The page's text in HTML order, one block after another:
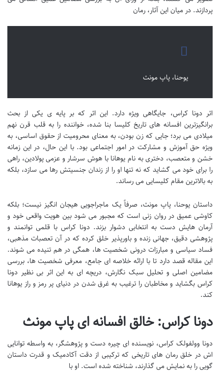
پردازند. در میان این آثار، رمان
یوحنا، پاپ مونث
اثر دونا کراس، جایگاهی ویژه دارد. این اثر که بر پایه ی یکی از بحث
برانگیزترین افسانه های تاریخ کلیسا بنا شده، خواننده را به قلب قرن نهم
میلادی می برد؛ جایی که زن بودن، به معنای محرومیت از حقوق اساسی، به
ویژه حق آموزش و مشارکت در امور اجتماعی بود. با این حال، در این زمانه
خشن و متعصب، دختری به نام یوهانا با هوش سرشار و عزمی پولادین، راهی
را برای خود می گشاید که نه تنها او را از زندان جنسیتش رها می سازد، بلکه
به بالاترین مقام کلیسایی می رساند.
داستان یوحنا، پاپ مونث، صرفاً یک ماجراجویی هیجان انگیز نیست؛ بلکه
کاوشی عمیق در روان زنی است که مجبور می شود بین هویت واقعی خود و
آرمان هایش دست به انتخابی دشوار بزند. دونا کراس با قلمی توانمند و
پژوهشی دقیق، جهانی زنده و باورپذیر خلق کرده که در آن تعصبات مذهبی،
فساد سیاسی و مبارزات درونی شخصیت ها، همگی در هم تنیده می شوند.
این مقاله قصد دارد تا با ارائه خلاصه ای جامع، معرفی شخصیت ها، بررسی
مضامین اصلی و تحلیل سبک نگارش، دریچه ای به این اثر بی نظیر دونا
کراس بگشاید و مخاطبان را ترغیب به غرق شدن در دنیای پر رمز و راز یوهانا
کند.
دونا کراس: خالق افسانه ای پاپ مونث
دونا وولفولک کراس، نویسنده ای چیره دست و پژوهشگر، به واسطه توانایی
اش در خلق رمان های تاریخی که ترکیبی از دقت آکادمیک و قدرت داستان
گویی را به نمایش می گذارند، شناخته شده است. او با